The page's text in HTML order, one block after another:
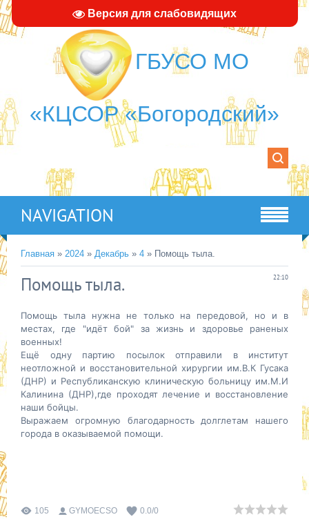
Версия для слабовидящих
ГБУСО МО
«КЦСОР «Богородский»
NAVIGATION
Главная » 2024 » Декабрь » 4 » Помощь тыла.
22:10
Помощь тыла.
Помощь тыла нужна не только на передовой, но и в
местах, где "идёт бой" за жизнь и здоровье раненых
военных!
Ещё одну партию посылок отправили в институт
неотложной и восстановительной хирургии им.В.К Гусака
(ДНР) и Республиканскую клиническую больницу им.М.И
Калинина (ДНР),где проходят лечение и восстановление
наши бойцы.
Выражаем огромную благодарность долглетам нашего
города в оказываемой помощи.
105 GYMOECSO 0.0/0